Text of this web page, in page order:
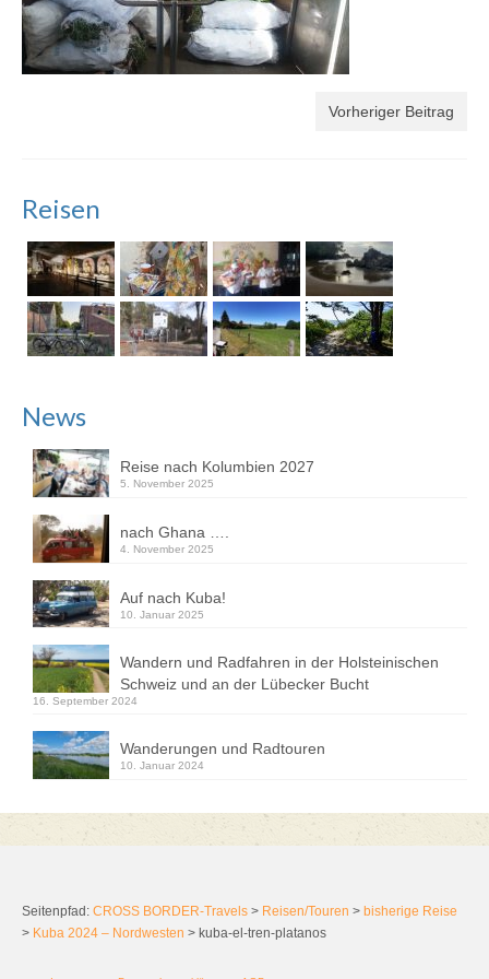
Vorheriger Beitrag
Reisen
News
Reise nach Kolumbien 2027
5. November 2025
nach Ghana ….
4. November 2025
Auf nach Kuba!
10. Januar 2025
Wandern und Radfahren in der Holsteinischen
Schweiz und an der Lübecker Bucht
16. September 2024
Wanderungen und Radtouren
10. Januar 2024
Seitenpfad: CROSS BORDER-Travels > Reisen/Touren > bisherige Reise
> Kuba 2024 – Nordwesten > kuba-el-tren-platanos